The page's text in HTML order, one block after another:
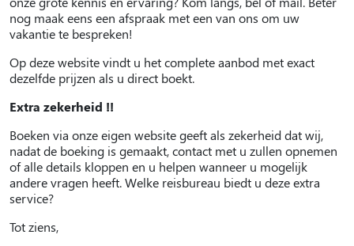
nog maak eens een afspraak met een van ons om uw
vakantie te bespreken!
Op deze website vindt u het complete aanbod met exact
dezelfde prijzen als u direct boekt.
Extra zekerheid !!
Boeken via onze eigen website geeft als zekerheid dat wij,
nadat de boeking is gemaakt, contact met u zullen opnemen
of alle details kloppen en u helpen wanneer u mogelijk
andere vragen heeft. Welke reisbureau biedt u deze extra
service?
Tot ziens,